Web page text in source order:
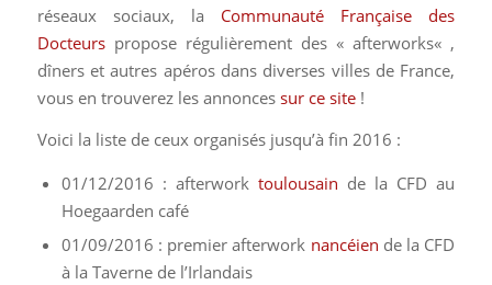
réseaux sociaux, la Communauté Française des
Docteurspropose régulièrement des «afterworks« ,
dîners et autres apéros dans diverses villes de France,
vous en trouverez les annonces sur ce site!
Voici la liste de ceux organisés jusqu’à fin 2016 :
01/12/2016 : afterwork toulousain de la CFD au
Hoegaarden café
01/09/2016 : premier afterwork nancéien de la CFD
à la Taverne de l’Irlandais